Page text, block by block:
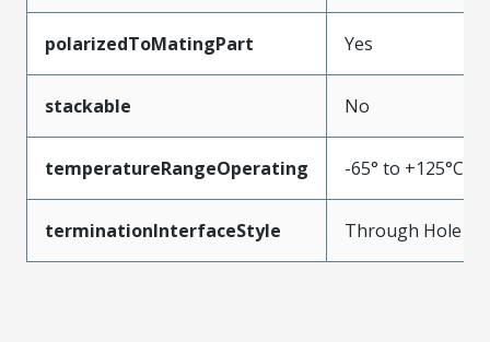
polarizedToMatingPart Yes
stackable No
temperatureRangeOperating -65° to +125°C
terminationInterfaceStyle Through Hole